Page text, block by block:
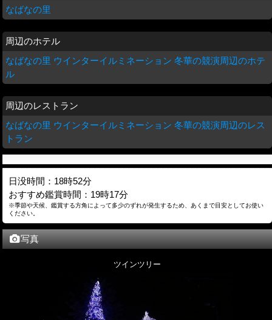
なばなの里
周辺のホテル
なばなの里 ウインターイルミネーション 冬華の競演周辺のホテ
ル
周辺のレストラン
なばなの里 ウインターイルミネーション 冬華の競演周辺のレス
トラン
日没時間：18時52分
おすすめ鑑賞時間：19時17分
※季節や天候、鑑賞する方角によって多少のずれが発生するため、あくまで目安としてお使い
ください。
写真
ツインツリー